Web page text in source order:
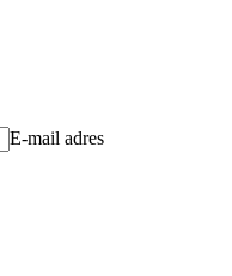
E-mail adres